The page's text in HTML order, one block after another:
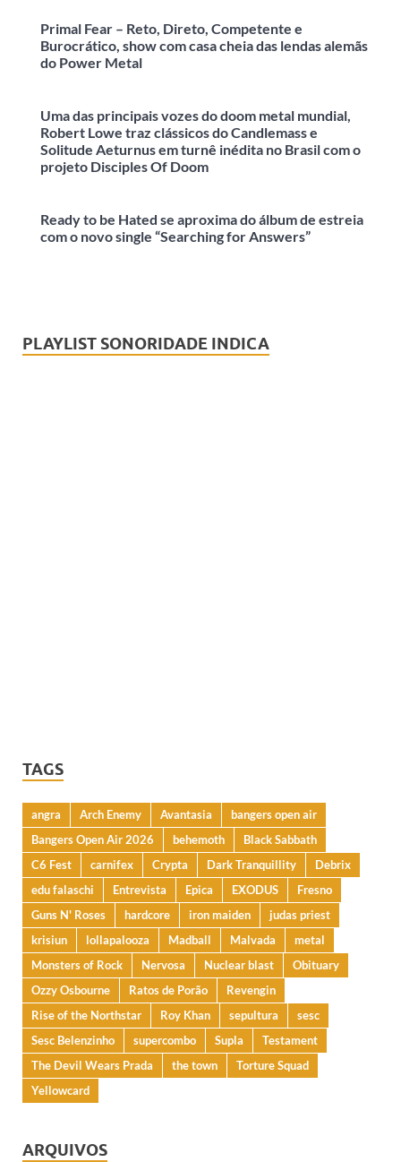
Primal Fear – Reto, Direto, Competente e
Burocrático, show com casa cheia das lendas alemãs
do Power Metal
Uma das principais vozes do doom metal mundial,
Robert Lowe traz clássicos do Candlemass e
Solitude Aeturnus em turnê inédita no Brasil com o
projeto Disciples Of Doom
Ready to be Hated se aproxima do álbum de estreia
com o novo single “Searching for Answers”
PLAYLIST SONORIDADE INDICA
TAGS
angra Arch Enemy Avantasia
bangers open air
Bangers Open Air 2026
behemoth
Black Sabbath
C6 Fest
carnifex Crypta Dark Tranquillity
Debrix
edu falaschi
Entrevista Epica EXODUS
Fresno
Guns N' Roses
hardcore iron maiden
judas priest
krisiun
lollapalooza Madball Malvada
metal
Monsters of Rock
Nervosa Nuclear blast
Obituary
Ozzy Osbourne
Ratos de Porão
Revengin
Rise of the Northstar
Roy Khan sepultura
sesc
Sesc Belenzinho
supercombo Supla
Testament
The Devil Wears Prada
the town
Torture Squad
Yellowcard
ARQUIVOS